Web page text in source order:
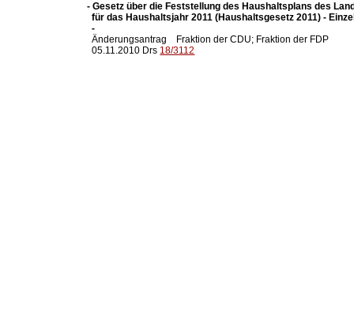
- Gesetz über die Feststellung des Haushaltsplans des
für das Haushaltsjahr 2011 (Haushaltsgesetz 2011) -
  -
Änderungsantrag    Fraktion der CDU; Fraktion der FDP
  05.11.2010 Drs
18/3112